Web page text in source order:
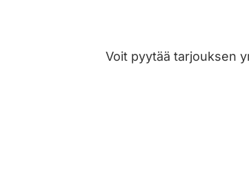
Voit pyytää tarjouksen